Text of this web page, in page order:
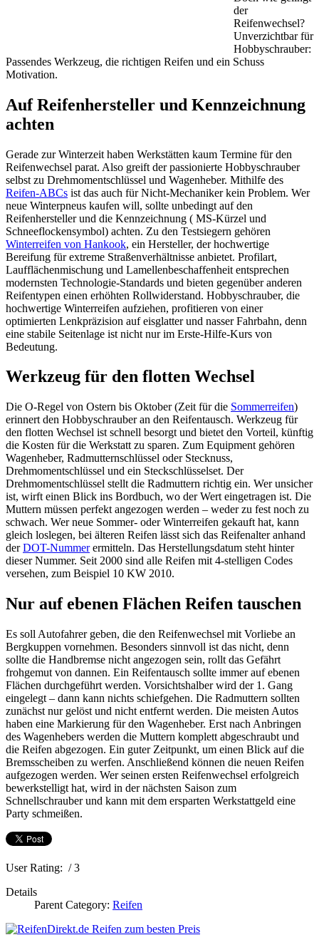
der
Reifenwechsel?
Unverzichtbar für
Hobbyschrauber:
Passendes Werkzeug, die richtigen Reifen und ein Schuss
Motivation.
Auf Reifenhersteller und Kennzeichnung
achten
Gerade zur Winterzeit haben Werkstätten kaum Termine für den
Reifenwechsel parat. Also greift der passionierte Hobbyschrauber
selbst zu Drehmomentschlüssel und Wagenheber. Mithilfe des
Reifen-ABCs ist das auch für Nicht-Mechaniker kein Problem. Wer
neue Winterpneus kaufen will, sollte unbedingt auf den
Reifenhersteller und die Kennzeichnung ( MS-Kürzel und
Schneeflockensymbol) achten. Zu den Testsiegern gehören
Winterreifen von Hankook, ein Hersteller, der hochwertige
Bereifung für extreme Straßenverhältnisse anbietet. Profilart,
Laufflächenmischung und Lamellenbeschaffenheit entsprechen
modernsten Technologie-Standards und bieten gegenüber anderen
Reifentypen einen erhöhten Rollwiderstand. Hobbyschrauber, die
hochwertige Winterreifen aufziehen, profitieren von einer
optimierten Lenkpräzision auf eisglatter und nasser Fahrbahn, denn
eine stabile Seitenlage ist nicht nur im Erste-Hilfe-Kurs von
Bedeutung.
Werkzeug für den flotten Wechsel
Die O-Regel von Ostern bis Oktober (Zeit für die Sommerreifen)
erinnert den Hobbyschrauber an den Reifentausch. Werkzeug für
den flotten Wechsel ist schnell besorgt und bietet den Vorteil, künftig
die Kosten für die Werkstatt zu sparen. Zum Equipment gehören
Wagenheber, Radmutternschlüssel oder Stecknuss,
Drehmomentschlüssel und ein Steckschlüsselset. Der
Drehmomentschlüssel stellt die Radmuttern richtig ein. Wer unsicher
ist, wirft einen Blick ins Bordbuch, wo der Wert eingetragen ist. Die
Muttern müssen perfekt angezogen werden – weder zu fest noch zu
schwach. Wer neue Sommer- oder Winterreifen gekauft hat, kann
gleich loslegen, bei älteren Reifen lässt sich das Reifenalter anhand
derDOT-Nummerermitteln. Das Herstellungsdatum steht hinter
dieser Nummer. Seit 2000 sind alle Reifen mit 4-stelligen Codes
versehen, zum Beispiel 10 KW 2010.
Nur auf ebenen Flächen Reifen tauschen
Es soll Autofahrer geben, die den Reifenwechsel mit Vorliebe an
Bergkuppen vornehmen. Besonders sinnvoll ist das nicht, denn
sollte die Handbremse nicht angezogen sein, rollt das Gefährt
frohgemut von dannen. Ein Reifentausch sollte immer auf ebenen
Flächen durchgeführt werden. Vorsichtshalber wird der 1. Gang
eingelegt – dann kann nichts schiefgehen. Die Radmuttern sollten
zunächst nur gelöst und nicht entfernt werden. Die meisten Autos
haben eine Markierung für den Wagenheber. Erst nach Anbringen
des Wagenhebers werden die Muttern komplett abgeschraubt und
die Reifen abgezogen. Ein guter Zeitpunkt, um einen Blick auf die
Bremsscheiben zu werfen. Anschließend können die neuen Reifen
aufgezogen werden. Wer seinen ersten Reifenwechsel erfolgreich
bewerkstelligt hat, wird in der nächsten Saison zum
Schnellschrauber und kann mit dem ersparten Werkstattgeld eine
Party schmeißen.
User Rating: / 3
Details
Parent Category: Reifen